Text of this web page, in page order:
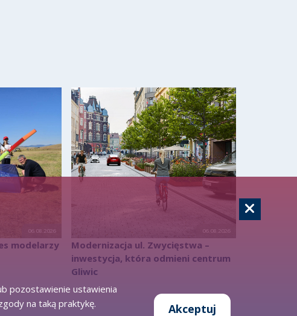
06.08.2026
modelarzy
06.08.2026
Modernizacja ul. Zwycięstwa –
inwestycja, która odmieni centrum
Gliwic
pozostawienie ustawienia
na taką praktykę.
Akceptuj